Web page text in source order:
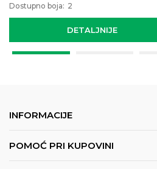
DETALJNIJE
Dostupno boja: 2
INFORMACIJE
POMOĆ PRI KUPOVINI